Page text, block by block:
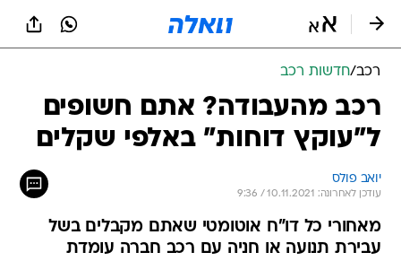
רכב/חדשות רכב
רכב מהעבודה? אתם חשופים
ל"עוקץ דוחות" באלפי שקלים
יואב פולס
עודכן לאחרונה: 10.11.2021 / 9:36
מאחורי כל דו"ח אוטומטי שאתם מקבלים בשל
עבירת תנועה או חניה עם רכב חברה עומדת